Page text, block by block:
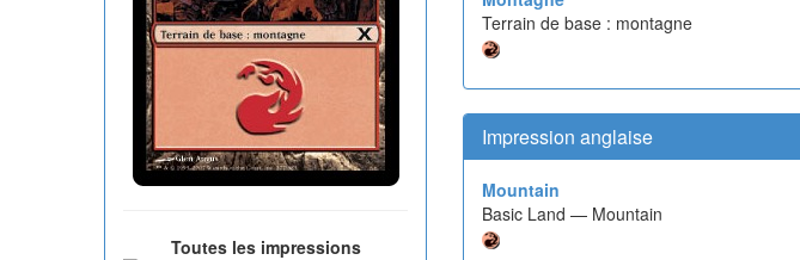
Toutes les impressions
Terrain de base : montagne
Impression anglaise
Mountain
Basic Land — Mountain